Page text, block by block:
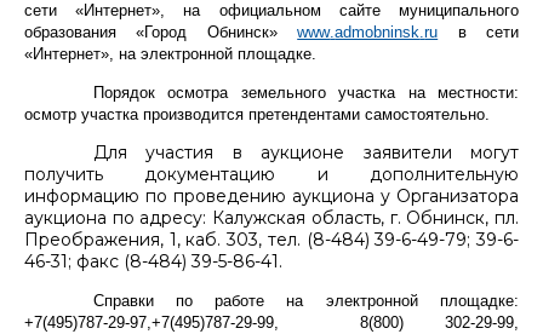
сети «Интернет», на официальном сайте муниципального
образования «Город Обнинск»www.admobninsk.ru в сети
«Интернет», на электронной площадке.
Порядок осмотра земельного участка на местности:
осмотр участка производится претендентами самостоятельно.
Для участия в аукционе заявители могут
получить документацию и дополнительную
информацию по проведению аукциона у Организатора
аукциона по адресу: Калужская область, г. Обнинск, пл.
Преображения, 1, каб. 303, тел. (8-484) 39-6-49-79; 39-6-
46-31; факс (8-484) 39-5-86-41.
Справки по работе на электронной площадке:
+7(495)787-29-97,+7(495)787-29-99, 8(800) 302-29-99,